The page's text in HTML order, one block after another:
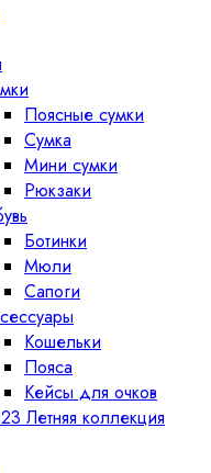
Поясные сумки
Сумка
Мини сумки
Рюкзаки
Ботинки
Мюли
Сапоги
Кошельки
Пояса
Кейсы для очков
Летняя коллекция